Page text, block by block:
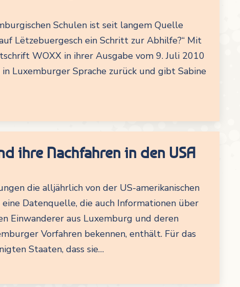
Schulen ist seit langem Quelle
Lëtzebuergesch ein Schritt zur Abhilfe?“ Mit
WOXX in ihrer Ausgabe vom 9. Juli 2010
Luxemburger Sprache zurück und gibt Sabine
ihre Nachfahren in den USA
die alljährlich von der US-amerikanischen
Datenquelle, die auch Informationen über
Einwanderer aus Luxemburg und deren
Vorfahren bekennen, enthält. Für das
Staaten, dass sie…